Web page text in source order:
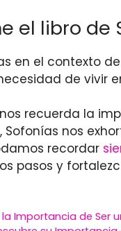
el libro
en el contexto
de vivir
recuerda la
nos
recordar
pasos y
Importancia de Ser